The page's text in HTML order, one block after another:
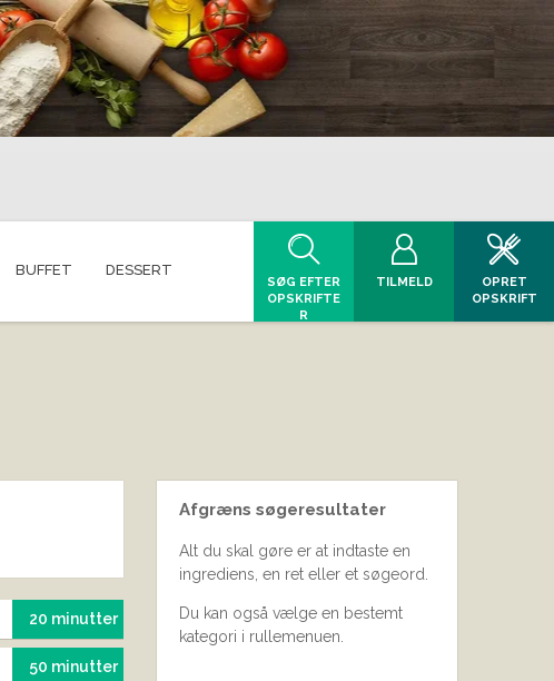
BUFFET DESSERT
SØG EFTER
OPSKRIFTE
R
TILMELD
OPRET
OPSKRIFT
INDSEND BEDØMMELSE
20 minutter
50 minutter
Afgræns søgeresultater
Alt du skal gøre er at indtaste en
ingrediens, en ret eller et søgeord.
Du kan også vælge en bestemt
kategori i rullemenuen.